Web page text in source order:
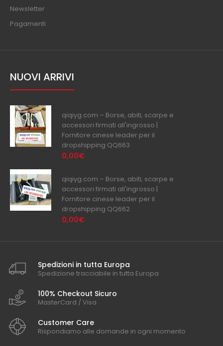
Newsletter
Pagamenti
NUOVI ARRIVI
qiqiyg.com – Borse, abiti, scarpe e
accessori firmati all'ingrosso |
Fornitore cinese leader per il
dropshipping QQ663
0,00€
qiqiyg.com – Borse, abiti, scarpe e
accessori firmati all'ingrosso |
Fornitore cinese leader per il
dropshipping QQ662
0,00€
Spedizioni in tutta Europa
Spedizione tracciabile in tutta Europa
100% Checkout Sicuro
MasterCard / Visa
Customer Care
Rispondiamo alle domande in ogni momento